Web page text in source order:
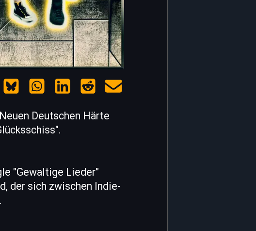
Deutschen Härte
"Gewaltige Lieder"
der sich zwischen Indie-